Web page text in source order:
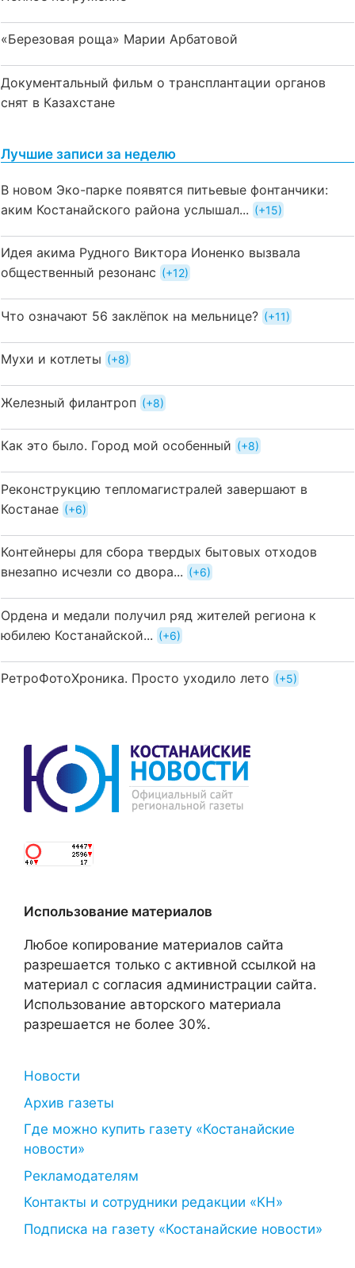
«Березовая роща» Марии Арбатовой
Документальный фильм о трансплантации органов
снят в Казахстане
Лучшие записи за неделю
В новом Эко-парке появятся питьевые фонтанчики:
аким Костанайского района услышал...
+15
Идея акима Рудного Виктора Ионенко вызвала
общественный резонанс
+12
Что означают 56 заклёпок на мельнице? +11
Мухи и котлеты +8
Железный филантроп +8
Как это было. Город мой особенный +8
Реконструкцию тепломагистралей завершают в
Костанае
+6
Контейнеры для сбора твердых бытовых отходов
внезапно исчезли со двора...
+6
Ордена и медали получил ряд жителей региона к
юбилею Костанайской...
+6
РетроФотоХроника. Просто уходило лето +5
Использование материалов
Любое копирование материалов сайта
разрешается только с активной ссылкой на
материал с согласия администрации сайта.
Использование авторского материала
разрешается не более 30%.
Новости
Архив газеты
Где можно купить газету «Костанайские
новости»
Рекламодателям
Контакты и сотрудники редакции «КН»
Подписка на газету «Костанайские новости»